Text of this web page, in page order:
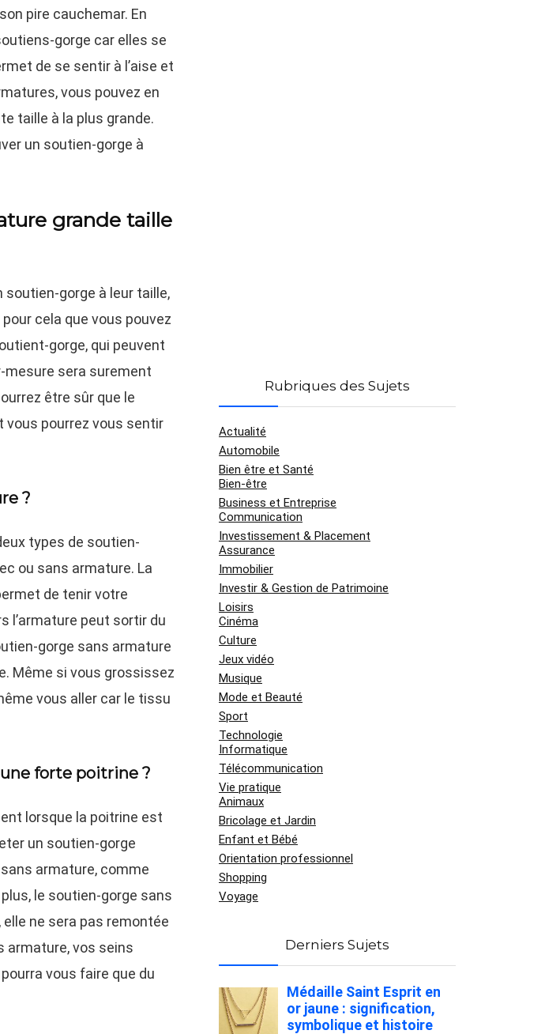
pire cauchemar. En
gorge car elles se
de se sentir à l’aise et
vous pouvez en
taille à la plus grande.
un soutien-gorge à
grande taille
gorge à leur taille,
cela que vous pouvez
gorge, qui peuvent
mesure sera surement
être sûr que le
vous pourrez vous sentir
?
types de soutien-
ou sans armature. La
de tenir votre
l’armature peut sortir du
gorge sans armature
Même si vous grossissez
vous aller car le tissu
forte poitrine ?
lorsque la poitrine est
un soutien-gorge
armature, comme
le soutien-gorge sans
ne sera pas remontée
armature, vos seins
vous faire que du
Rubriques des Sujets
Actualité
Automobile
Bien être et Santé
Bien-être
Business et Entreprise
Communication
Investissement & Placement
Assurance
Immobilier
Investir & Gestion de Patrimoine
Loisirs
Cinéma
Culture
Jeux vidéo
Musique
Mode et Beauté
Sport
Technologie
Informatique
Télécommunication
Vie pratique
Animaux
Bricolage et Jardin
Enfant et Bébé
Orientation professionnel
Shopping
Voyage
Derniers Sujets
Médaille Saint Esprit en
or jaune : signification,
symbolique et histoire